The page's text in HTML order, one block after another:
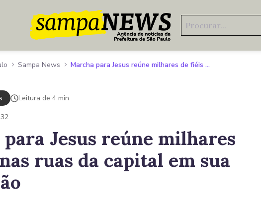
Sampa News Marcha para Jesus reúne milhares de fiéis nas ruas da capital em sua 34ª edição
Leitura de 4 min
Jesus reúne milhares
ruas da capital em sua